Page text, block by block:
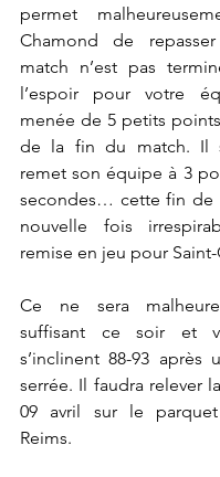
permet
Chamond de
match n’est pas
l’espoir pour votre
menée de 5 petits
de la fin du match. Il
remet son équipe à 3
secondes… cette fin de
nouvelle fois
remise en jeu pour
Ce ne sera
suffisant ce soir et
s’inclinent 88-93 après
serrée. Il faudra relever
09 avril sur le
Reims.